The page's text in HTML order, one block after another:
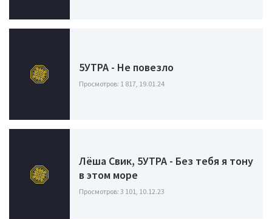
5УТРА - Не повезло
Просмотров: 1 817, 19.01.24
Лёша Свик, 5УТРА - Без тебя я тону
в этом море
Просмотров: 3 101, 10.12.23